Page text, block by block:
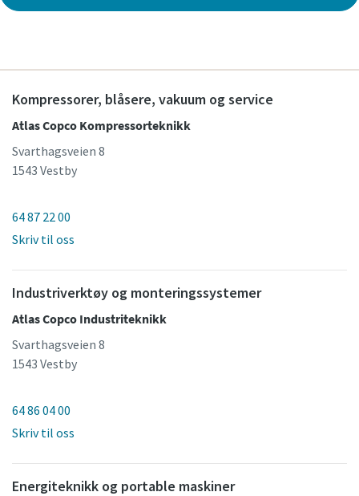
Kompressorer, blåsere, vakuum og service
Atlas Copco Kompressorteknikk
Svarthagsveien 8
1543 Vestby
64 87 22 00
Skriv til oss
Industriverktøy og monteringssystemer
Atlas Copco Industriteknikk
Svarthagsveien 8
1543 Vestby
64 86 04 00
Skriv til oss
Energiteknikk og portable maskiner